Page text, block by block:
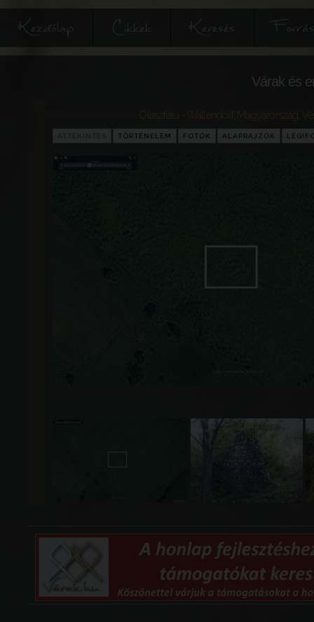
Kezdőlap Cikkek Keresés
Várak és
Olaszfalu - Wallendorf Magyarország
TÖRTÉNELEM FOTÓK ALAPRAJZOK